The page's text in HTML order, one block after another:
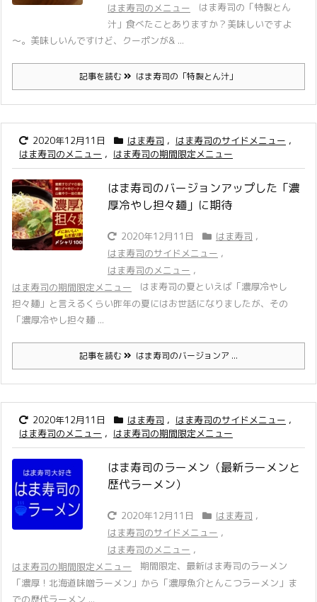
はま寿司のメニュー
はま寿司の「特製とん
汁」食べたことありますか？美味しいですよ
～。 美味しいんですけど、クーポンが& ...
記事を読む はま寿司の「特製とん汁」
2020年12月11日 はま寿司 , はま寿司のサイドメニュー ,
はま寿司のメニュー , はま寿司の期間限定メニュー
はま寿司のバージョンアップした「濃
厚冷やし担々麺」に期待
2020年12月11日 はま寿司 ,
はま寿司のサイドメニュー ,
はま寿司のメニュー ,
はま寿司の期間限定メニュー
はま寿司の夏といえば「濃厚冷やし
担々麺」と言えるくらい昨年の夏にはお世話になりましたが、その
「濃厚冷やし担々麺 ...
記事を読む はま寿司のバージョンア ...
2020年12月11日 はま寿司 , はま寿司のサイドメニュー ,
はま寿司のメニュー , はま寿司の期間限定メニュー
はま寿司のラーメン（最新ラーメンと
歴代ラーメン）
2020年12月11日 はま寿司 ,
はま寿司のサイドメニュー ,
はま寿司のメニュー ,
はま寿司の期間限定メニュー
期間限定、最新はま寿司のラーメン
「濃厚！北海道味噌ラーメン」から「濃厚魚介とんこつラーメン」ま
での歴代ラーメン ...